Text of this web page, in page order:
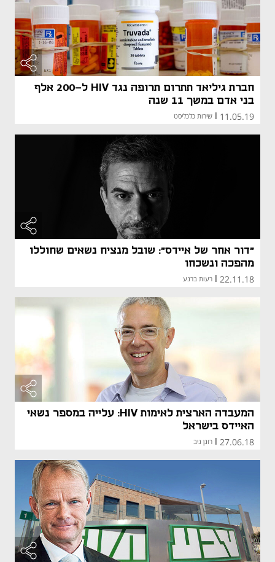
חברת גיליאד תתרום תרופה נגד HIV ל-200 אלף
בני אדם במשך 11 שנה
11.05.19 שירות כלכליסט
"דור אחר של איידס": שובל מנציח נשאים שחוללו
מהפכה ונשכחו
22.11.18
| רעות ברנע
המעבדה הארצית לאימות HIV: עלייה במספר נשאי
האיידס בישראל
27.06.18
| רונן ניב